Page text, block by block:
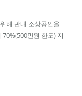
해 관내 소상공인을
만원 한도) 지